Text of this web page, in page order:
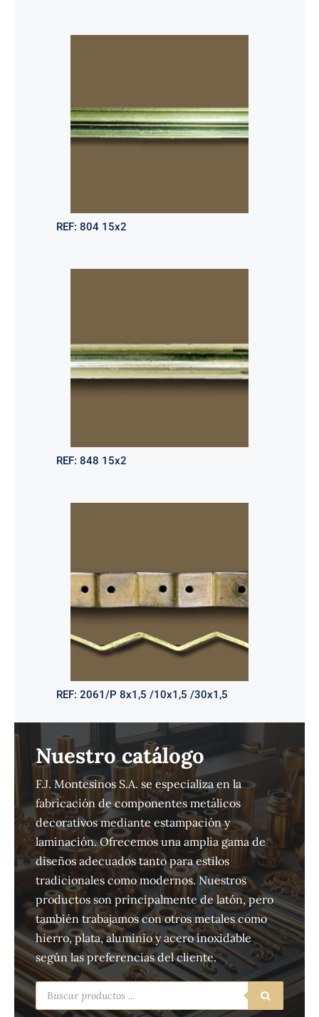
REF: 804 15x2
REF: 848 15x2
REF: 2061/P 8x1,5 /10x1,5 /30x1,5
Nuestro catálogo
F.J. Montesinos S.A. se especializa en la
fabricación de componentes metálicos
decorativos mediante estampación y
laminación. Ofrecemos una amplia gama de
diseños adecuados tanto para estilos
tradicionales como modernos. Nuestros
productos son principalmente de latón, pero
también trabajamos con otros metales como
hierro, plata, aluminio y acero inoxidable
según las preferencias del cliente.
Búsqueda
de
productos